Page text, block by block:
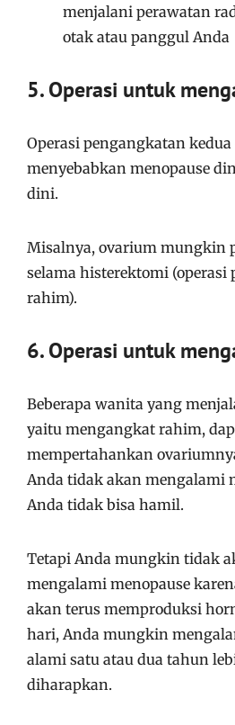
menjalani perawatan
otak atau panggul Anda
5. Operasi untuk
Operasi pengangkatan
menyebabkan menopause
dini.
Misalnya, ovarium mungkin
selama histerektomi (operasi
rahim).
6. Operasi untuk
Beberapa wanita yang
yaitu mengangkat rahim,
mempertahankan
Anda tidak akan mengalami
Anda tidak bisa hamil.
Tetapi Anda mungkin tidak
mengalami menopause
akan terus memproduksi
hari, Anda mungkin
alami satu atau dua tahun
diharapkan.